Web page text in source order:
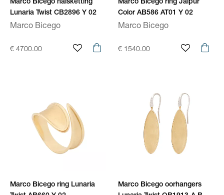
Marco Bicego halsketting
Lunaria Twist CB2896 Y 02
Marco Bicego
€ 4700.00
Marco Bicego ring Jaipur
Color AB586 AT01 Y 02
Marco Bicego
€ 1540.00
Marco Bicego ring Lunaria
Marco Bicego oorhangers